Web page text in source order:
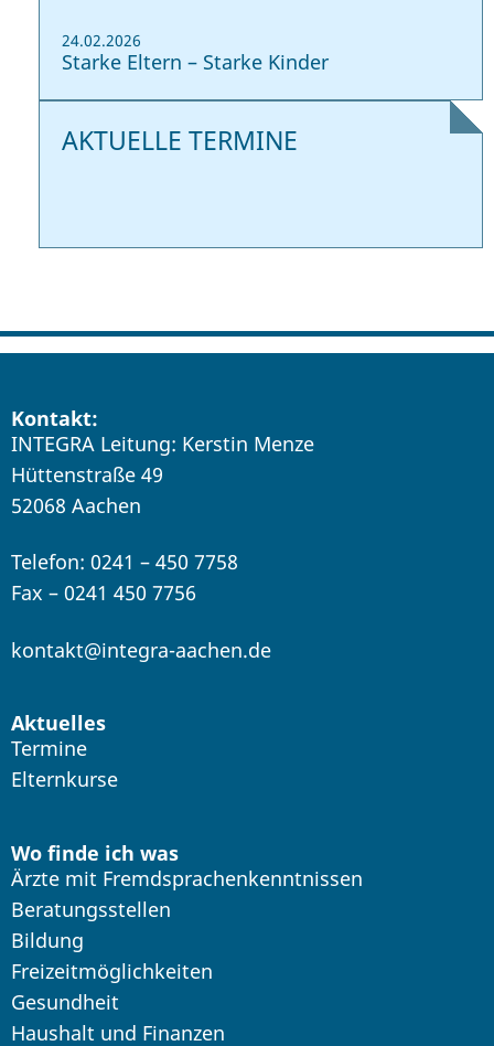
24.02.2026
Starke Eltern – Starke Kinder
AKTUELLE TERMINE
Kontakt:
INTEGRA Leitung: Kerstin Menze
Hüttenstraße 49
52068 Aachen
Telefon: 0241 – 450 7758
Fax – 0241 450 7756
kontakt@integra-aachen.de
Aktuelles
Termine
Elternkurse
Wo finde ich was
Ärzte mit Fremdsprachenkenntnissen
Beratungsstellen
Bildung
Freizeitmöglichkeiten
Gesundheit
Haushalt und Finanzen